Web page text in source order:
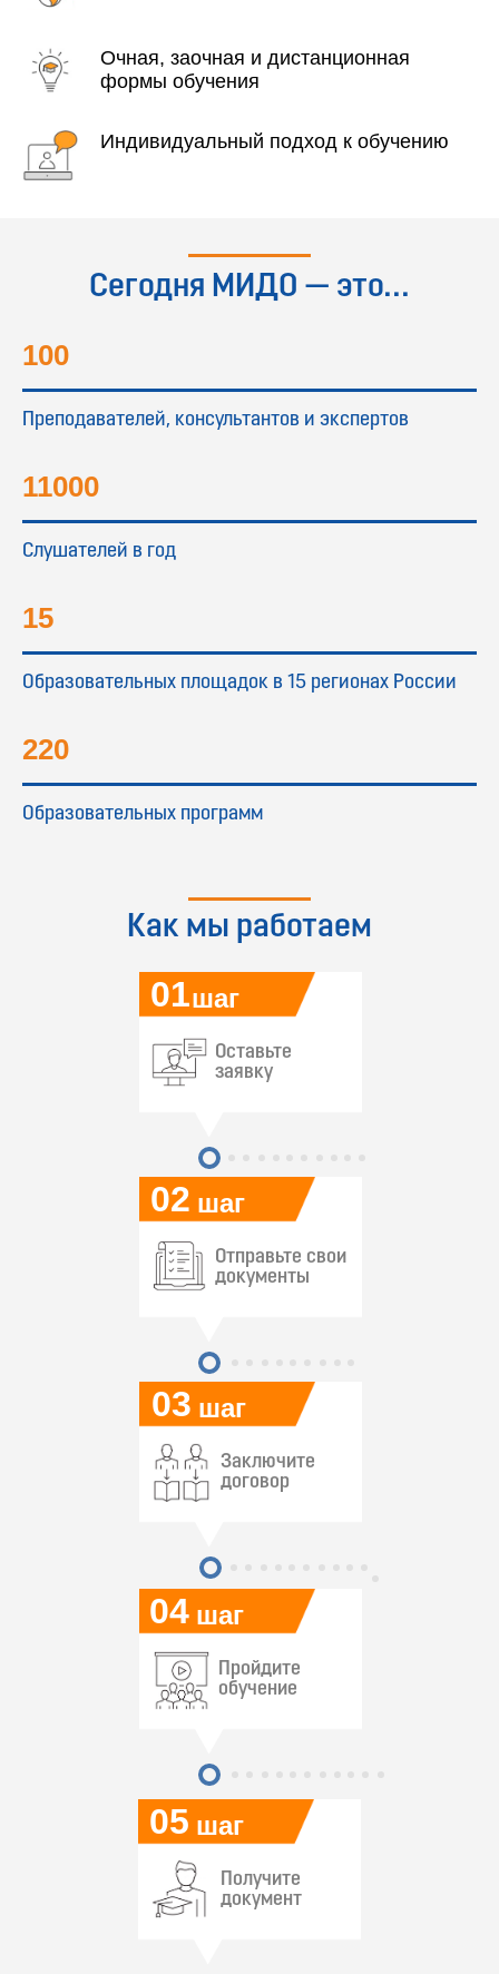
Очная, заочная и дистанционная
формы обучения
Индивидуальный подход к обучению
Сегодня МИДО — это...
100
Преподавателей, консультантов и экспертов
11000
Слушателей в год
15
Образовательных площадок в 15 регионах России
220
Образовательных программ
Как мы работаем
05
04
03
02
01
Оставьте
заявку
шаг
шаг
шаг
шаг
шаг
Отправьте свои
документы
Заключите
договор
Пройдите
обучение
Получите
документ